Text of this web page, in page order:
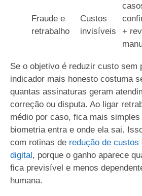
Fraude e
retrabalho
Custos
invisíveis
+
Se o objetivo é reduzir custo sem
indicador mais honesto costuma
quantas assinaturas geram
correção ou disputa. Ao ligar
médio por caso, fica mais
biometria entra e onde ela sai.
com rotinas de redução de
digital, porque o ganho aparece
fica previsível e menos
humana.